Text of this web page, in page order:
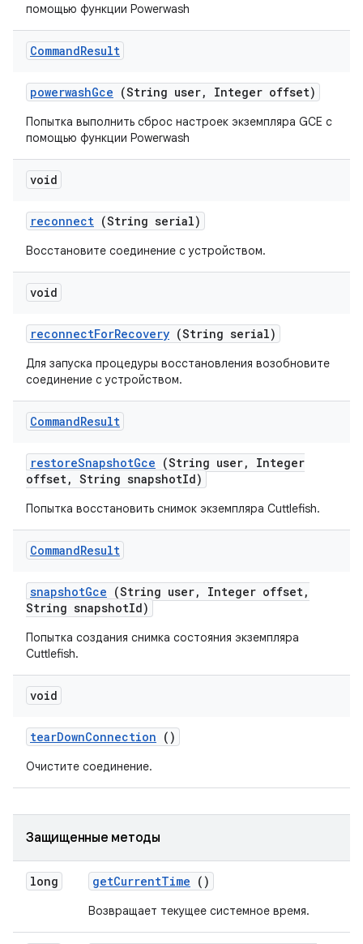
помощью функции Powerwash
CommandResult
powerwashGce (String user, Integer offset)
Попытка выполнить сброс настроек экземпляра GCE с
помощью функции Powerwash
void
reconnect (String serial)
Восстановите соединение с устройством.
void
reconnectForRecovery (String serial)
Для запуска процедуры восстановления возобновите
соединение с устройством.
CommandResult
restoreSnapshotGce (String user,
Integer
offset, String snapshotId)
Попытка восстановить снимок экземпляра Cuttlefish.
CommandResult
snapshotGce (String user, Integer offset,
String snapshotId)
Попытка создания снимка состояния экземпляра
Cuttlefish.
void
tearDownConnection ()
Очистите соединение.
Защищенные методы
long getCurrentTime ()
Возвращает текущее системное время.